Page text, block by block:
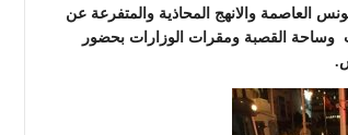
الوادي، سيدي بوسعيد) بداية من ساحة 14 جانفي بتونس العاصمة والانهج المحاذية والمتفرعة عن
وساحة القصبة ومقرات الوزارات بحضور